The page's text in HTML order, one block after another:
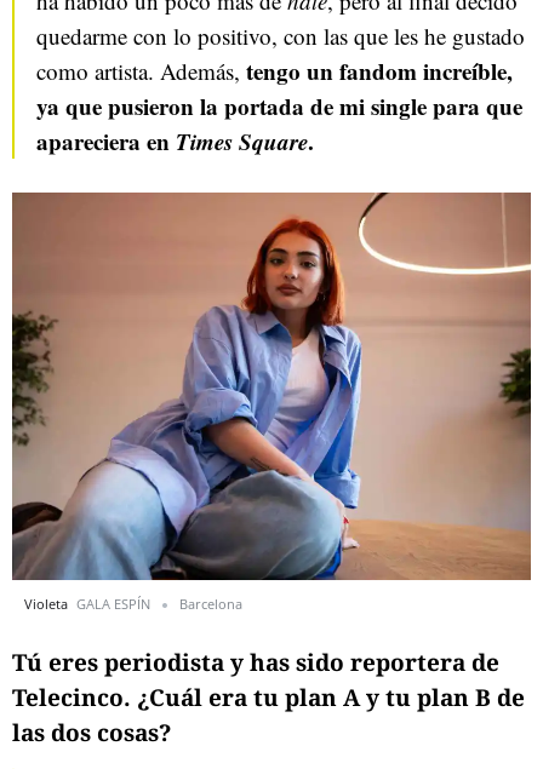
quedarme con lo positivo, con las que les he gustado
como artista. Además, tengo un fandom increíble,
ya que pusieron la portada de mi single para que
apareciera en Times Square.
Violeta GALA ESPÍN Barcelona
Tú eres periodista y has sido reportera de
Telecinco. ¿Cuál era tu plan A y tu plan B de
las dos cosas?